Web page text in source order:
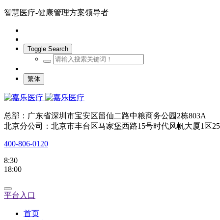
智慧医疗-健康管理方案领导者
Toggle Search
繁体
总部：广东省深圳市宝安区留仙二路中粮商务公园2栋803A
北京分公司：北京市丰台区马家堡西路15号时代风帆大厦1区
400-806-0120
8:30
18:00
平台入口
首页